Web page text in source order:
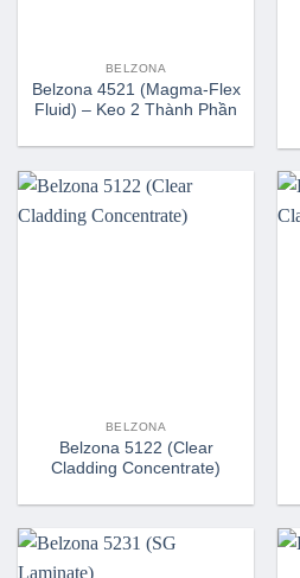
BELZONA
Belzona 4521 (Magma-Flex
Fluid) – Keo 2 Thành Phần
BELZONA
Belzona 5122 (Clear
Cladding Concentrate)